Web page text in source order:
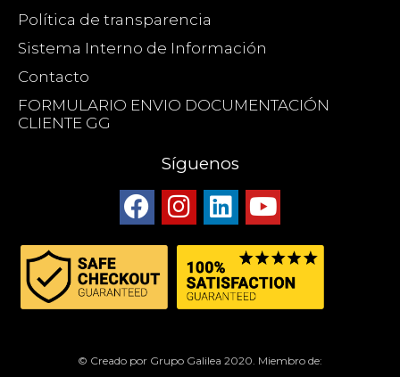
Política de transparencia
Sistema Interno de Información
Contacto
FORMULARIO ENVIO DOCUMENTACIÓN
CLIENTE GG
Síguenos
© Creado por Grupo Galilea 2020. Miembro de: